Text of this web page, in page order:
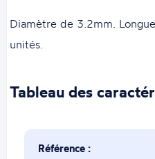
Diamètre de 3.2mm.
unités.
Tableau des
Référence :